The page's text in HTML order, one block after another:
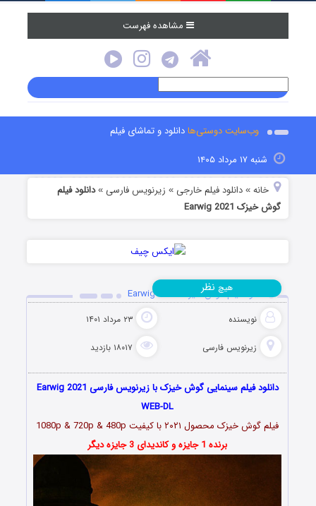
مشاهده فهرست
وب‌سایت دوستی‌هادانلود و تماشای فیلم
شنبه ۱۷ مرداد ۱۴۰۵
خانه »دانلود فیلم خارجی » زیرنویس فارسی »دانلود فیلم
گوش‌ خیزک Earwig 2021
دانلود فیلم گوش‌ خیزک Earwig 2021
نویسنده ۲۳ مرداد ۱۴۰۱
زیرنویس فارسی ۱۸۰۱۷ بازدید
هیچ نظر
دانلود فیلم سینمایی گوش‌ خیزک با زیرنویس فارسی Earwig 2021
WEB-DL
فیلمگوش‌ خیزک محصول ۲۰۲۱
با کیفیت 1080p & 720p & 480p
برنده 1 جایزه و کاندیدای 3 جایزه دیگر